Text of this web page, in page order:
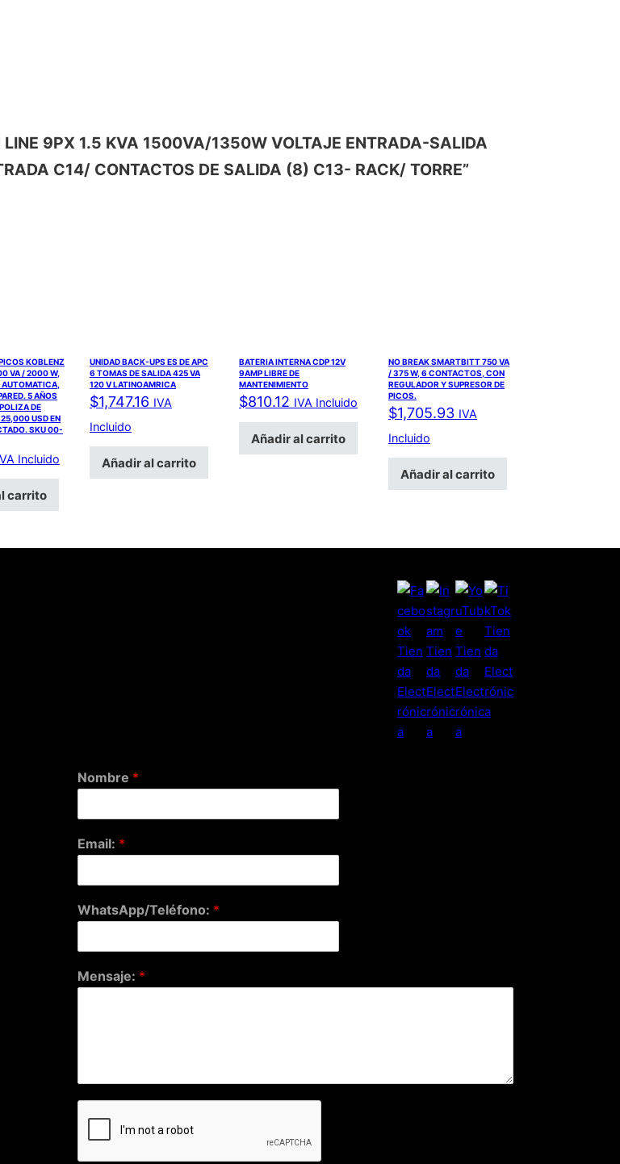
9PX 1.5 KVA 1500VA/1350W VOLTAJE ENTRADA-SALIDA
C14/ CONTACTOS DE SALIDA (8) C13- RACK/ TORRE”
KOBLENZ
VA / 2000 W,
5 AÑOS
DE
USD EN
SKU 00-
Incluido
carrito
UNIDAD BACK-UPS ES DE APC
6 TOMAS DE SALIDA 425 VA
120 V LATINOAMRICA
$1,747.16 IVA
Incluido
Añadir al carrito
BATERIA INTERNA CDP 12V
9AMP LIBRE DE
MANTENIMIENTO
$810.12 IVA Incluido
Añadir al carrito
NO BREAK SMARTBITT 750 VA
/ 375 W, 6 CONTACTOS, CON
REGULADOR Y SUPRESOR DE
PICOS.
$1,705.93 IVA
Incluido
Añadir al carrito
Nombre *
Email: *
WhatsApp/Teléfono: *
Mensaje: *